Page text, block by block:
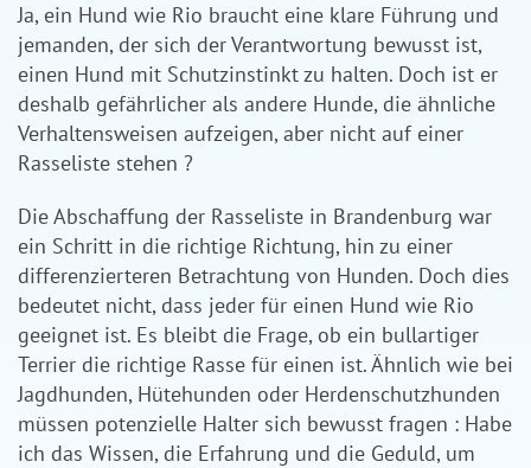
Ja, ein Hund wie Rio braucht eine klare Führung und
jemanden, der sich der Verantwortung bewusst ist,
einen Hund mit Schutzinstinkt zu halten. Doch ist er
deshalb gefährlicher als andere Hunde, die ähnliche
Verhaltensweisen aufzeigen, aber nicht auf einer
Rasseliste stehen ?
Die Abschaffung der Rasseliste in Brandenburg war
ein Schritt in die richtige Richtung, hin zu einer
differenzierteren Betrachtung von Hunden. Doch dies
bedeutet nicht, dass jeder für einen Hund wie Rio
geeignet ist. Es bleibt die Frage, ob ein bullartiger
Terrier die richtige Rasse für einen ist. Ähnlich wie bei
Jagdhunden, Hütehunden oder Herdenschutzhunden
müssen potenzielle Halter sich bewusst fragen : Habe
ich das Wissen, die Erfahrung und die Geduld, um